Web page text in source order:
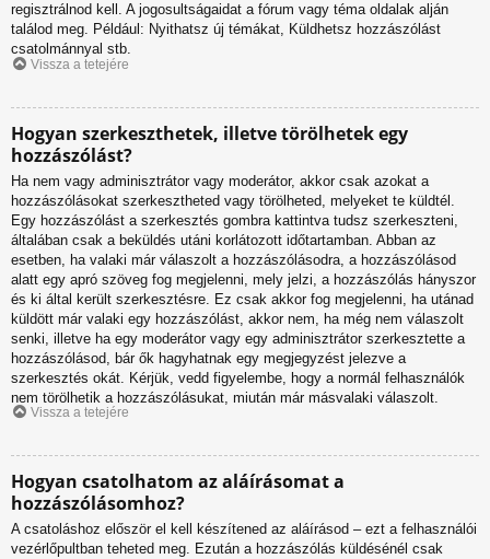
regisztrálnod kell. A jogosultságaidat a fórum vagy téma oldalak alján
találod meg. Például: Nyithatsz új témákat, Küldhetsz hozzászólást
csatolmánnyal stb.
Vissza a tetejére
Hogyan szerkeszthetek, illetve törölhetek egy
hozzászólást?
Ha nem vagy adminisztrátor vagy moderátor, akkor csak azokat a
hozzászólásokat szerkesztheted vagy törölheted, melyeket te küldtél.
Egy hozzászólást a szerkesztés gombra kattintva tudsz szerkeszteni,
általában csak a beküldés utáni korlátozott időtartamban. Abban az
esetben, ha valaki már válaszolt a hozzászólásodra, a hozzászólásod
alatt egy apró szöveg fog megjelenni, mely jelzi, a hozzászólás hányszor
és ki által került szerkesztésre. Ez csak akkor fog megjelenni, ha utánad
küldött már valaki egy hozzászólást, akkor nem, ha még nem válaszolt
senki, illetve ha egy moderátor vagy egy adminisztrátor szerkesztette a
hozzászólásod, bár ők hagyhatnak egy megjegyzést jelezve a
szerkesztés okát. Kérjük, vedd figyelembe, hogy a normál felhasználók
nem törölhetik a hozzászólásukat, miután már másvalaki válaszolt.
Vissza a tetejére
Hogyan csatolhatom az aláírásomat a
hozzászólásomhoz?
A csatoláshoz először el kell készítened az aláírásod – ezt a felhasználói
vezérlőpultban teheted meg. Ezután a hozzászólás küldésénél csak